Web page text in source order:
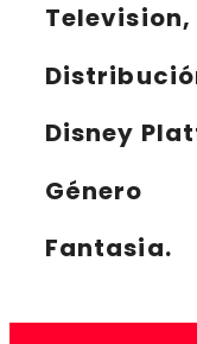
Disney
Género
Fantasia.